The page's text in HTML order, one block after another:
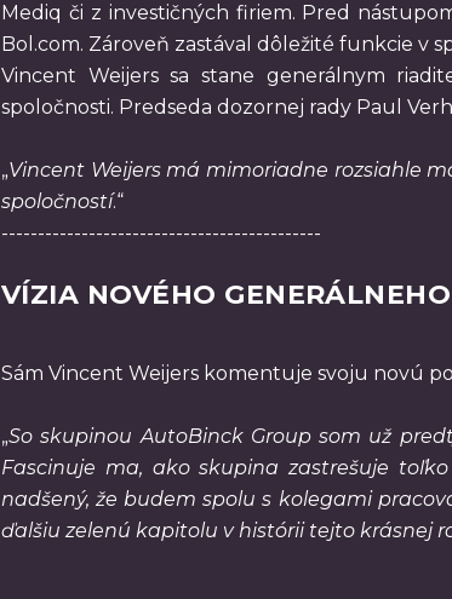
Mediq či z investičných firiem. Pred
Bol.com. Zároveň zastával dôležité funkcie v
Vincent Weijers sa stane generálnym
spoločnosti. Predseda dozornej rady Paul
„Vincent Weijers má mimoriadne rozsiahle
spoločností.“
--------------------------------------------
VÍZIA NOVÉHO
Sám Vincent Weijers komentuje svoju novú
„So skupinou AutoBinck Group som už
Fascinuje ma, ako skupina zastrešuje
nadšený, že budem spolu s kolegami
ďalšiu zelenú kapitolu v histórii tejto krásnej